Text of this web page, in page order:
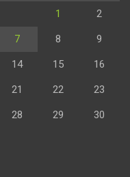
1 2
7 8 9
14 15 16
21 22 23
28 29 30